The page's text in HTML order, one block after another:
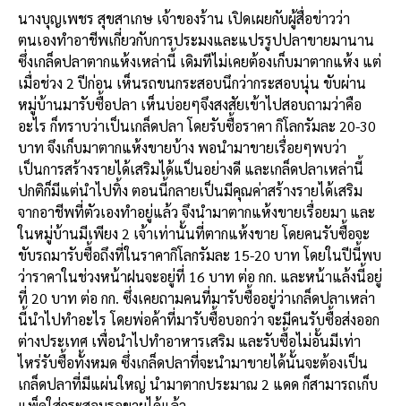
นางบุญเพชร สุขสาเกษ เจ้าของร้าน เปิดเผยกับผู้สื่อข่าวว่า
ตนเองทำอาชีพเกี่ยวกับการประมงและแปรรูปปลาขายมานาน
ซึ่งเกล็ดปลาตากแห้งเหล่านี้ เดิมทีไม่เคยต้องเก็บมาตากแห้ง แต่
เมื่อช่วง 2 ปีก่อน เห็นรถขนกระสอบนึกว่ากระสอบนุ่น ขับผ่าน
หมู่บ้านมารับซื้อปลา เห็นบ่อยๆจึงสงสัยเข้าไปสอบถามว่าคือ
อะไร ก็ทราบว่าเป็นเกล็ดปลา โดยรับซื้อราคา กิโลกรัมละ 20-30
บาท จึงเก็บมาตากแห้งขายบ้าง พอนำมาขายเรื่อยๆพบว่า
เป็นการสร้างรายได้เสริมได้แป็นอย่างดี และเกล็ดปลาเหล่านี้
ปกติก็มีแต่นำไปทิ้ง ตอนนี้กลายเป็นมีคุณค่าสร้างรายได้เสริม
จากอาชีพที่ตัวเองทำอยู่แล้ว จึงนำมาตากแห้งขายเรื่อยมา และ
ในหมู่บ้านมีเพียง 2 เจ้าเท่านั้นที่ตากแห้งขาย โดยคนรับซื้อจะ
ขับรถมารับซื้อถึงที่ในราคากิโลกรัมละ 15-20 บาท โดยในปีนี้พบ
ว่าราคาในช่วงหน้าฝนจะอยู่ที่ 16 บาท ต่อ กก. และหน้าแล้งนี้อยู่
ที่ 20 บาท ต่อ กก. ซึ่งเคยถามคนที่มารับซื้ออยู่ว่าเกล็ดปลาเหล่า
นี้นำไปทำอะไร โดยพ่อค้าที่มารับซื้อบอกว่า จะมีคนรับซื้อส่งออก
ต่างประเทศ เพื่อนำไปทำอาหารเสริม และรับซื้อไม่อั้นมีเท่า
ไหร่รับซื้อทั้งหมด ซึ่งเกล็ดปลาที่จะนำมาขายได้นั้นจะต้องเป็น
เกล็ดปลาที่มีแผ่นใหญ่ นำมาตากประมาณ 2 แดด ก็สามารถเก็บ